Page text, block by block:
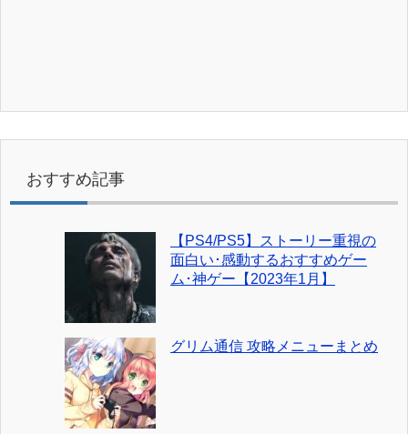
おすすめ記事
【PS4/PS5】ストーリー重視の
面白い･感動するおすすめゲー
ム･神ゲー【2023年1月】
グリム通信 攻略メニューまとめ